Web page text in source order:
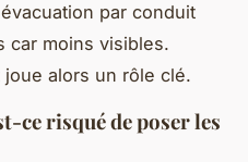
par conduit
car moins visibles.
joue alors un rôle clé.
ce risqué de poser les